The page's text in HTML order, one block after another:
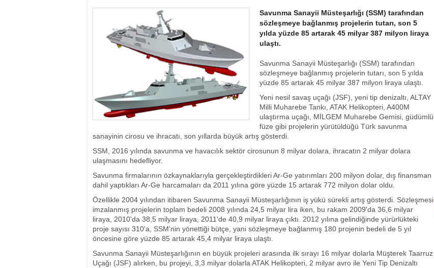
Savunma Sanayii Müsteşarlığı (SSM) tarafından
sözleşmeye bağlanmış projelerin tutarı, son 5
yılda yüzde 85 artarak 45 milyar 387 milyon liraya
ulaştı.
Savunma Sanayii Müsteşarlığı (SSM) tarafından
sözleşmeye bağlanmış projelerin tutarı, son 5 yılda
yüzde 85 artarak 45 milyar 387 milyon liraya ulaştı.
Yeni nesil savaş uçağı (JSF), yeni tip denizaltı, ALTAY
Milli Muharebe Tankı, ATAK Helikopteri, A400M
ulaştırma uçağı, MİLGEM Muharebe Gemisi, güdümlü
füze gibi projelerin yürütüldüğü Türk savunma
sanayinin cirosu ve ihracatı, son yıllarda büyük artış gösterdi.
SSM, 2016 yılında savunma ve havacılık sektör cirosunun 8 milyar dolara, ihracatın 2 milyar dolara
ulaşmasını hedefliyor.
Savunma firmalarının özkaynaklarıyla gerçekleştirdikleri Ar-Ge yatırımları 200 milyon dolar, dış finansman
dahil yaptıkları Ar-Ge harcamaları da 2011 yılına göre yüzde 15 artarak 772 milyon dolar oldu.
Özellikle 2004 yılından itibaren Savunma Sanayii Müsteşarlığının iş yükü sürekli artış gösterdi. Sözleşmesi
imzalanmış projelerin toplam bedeli 2008 yılında 24,5 milyar lira iken, bu rakam 2009'da 36,6 milyar
liraya, 2010'da 38,5 milyar liraya, 2011'de 40,9 milyar liraya çıktı. 2012 yılına gelindiğinde yürürlükteki
proje sayısı 310'a, SSM'nin yönettiği bütçe, yani sözleşmeye bağlanmış 180 projenin bedeli de 5 yıl
öncesine göre yüzde 85 artarak 45,4 milyar liraya ulaştı.
Savunma Sanayii Müsteşarlığının en büyük projeleri arasında ilk sırayı 16 milyar dolarla Müşterek Taarruz
Uçağı (JSF) alırken, bu projeyi, 3,3 milyar dolarla ATAK Helikopteri, 2 milyar avro ile Yeni Tip Denizaltı